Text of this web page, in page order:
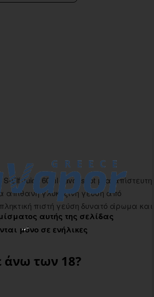
αυτής της σελίδας
μόνο σε ενήλικες
άνω των 18?
Elf Juice 60ml flavor shot μια απίστευτη
γλυκόξινη γεύση από
πιστή γεύση δυνατό άρωμα και